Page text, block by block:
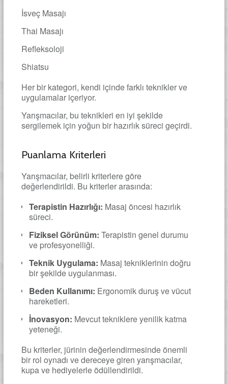
İsveç Masajı
Thai Masajı
Refleksoloji
Shiatsu
Her bir kategori, kendi içinde farklı teknikler ve
uygulamalar içeriyor.
Yarışmacılar, bu teknikleri en iyi şekilde
sergilemek için yoğun bir hazırlık süreci geçirdi.
Puanlama Kriterleri
Yarışmacılar, belirli kriterlere göre
değerlendirildi. Bu kriterler arasında:
Terapistin Hazırlığı: Masaj öncesi hazırlık
süreci.
Fiziksel Görünüm: Terapistin genel durumu
ve profesyonelliği.
Teknik Uygulama: Masaj tekniklerinin doğru
bir şekilde uygulanması.
Beden Kullanımı: Ergonomik duruş ve vücut
hareketleri.
İnovasyon: Mevcut tekniklere yenilik katma
yeteneği.
Bu kriterler, jürinin değerlendirmesinde önemli
bir rol oynadı ve dereceye giren yarışmacılar,
kupa ve hediyelerle ödüllendirildi.